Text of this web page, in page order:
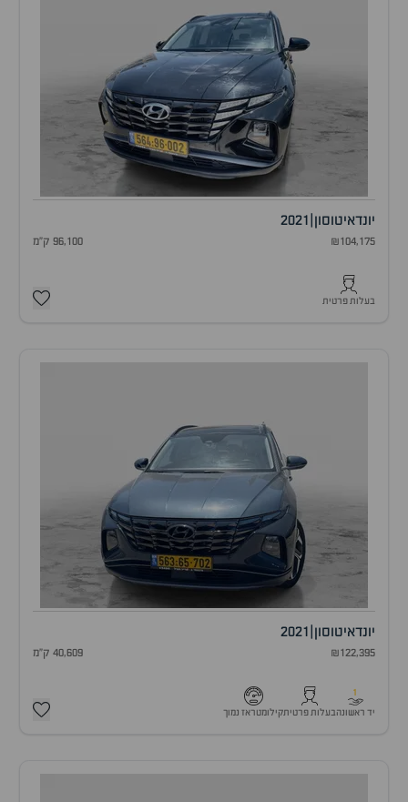
יונדאיטוסון 2021
₪104,175 96,100 ק"מ
בעלות פרטית
יונדאיטוסון 2021
₪122,395 40,609 ק"מ
1
יד ראשונהבעלות פרטיתקילומטראז נמוך